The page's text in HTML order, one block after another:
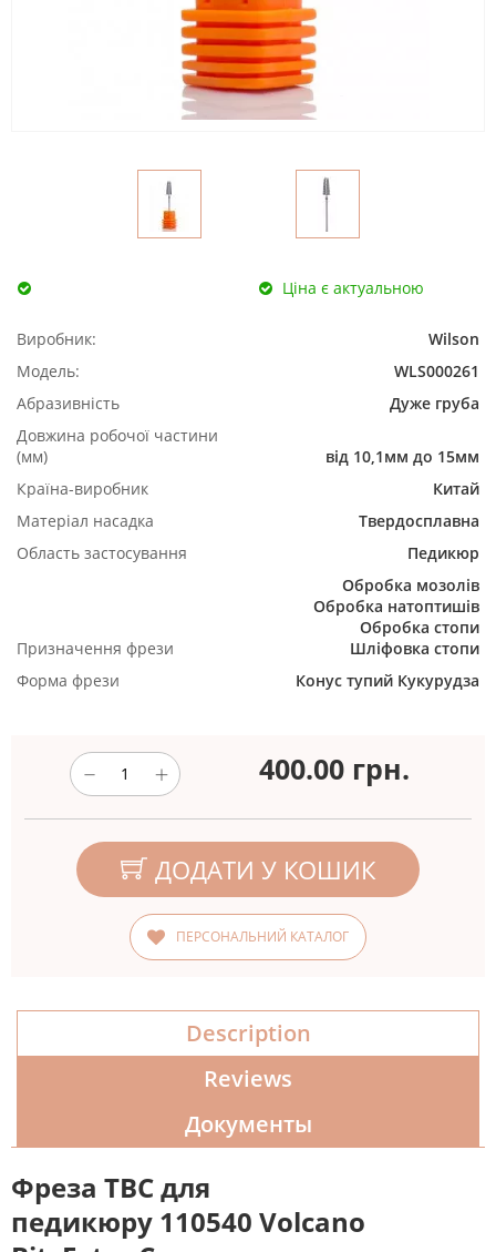
Ціна є актуальною
Виробник:
Wilson
Модель:
WLS000261
Абразивність
Дуже груба
Довжина робочої частини
(мм)
від 10,1мм до 15мм
Країна-виробник
Китай
Матеріал насадка
Твердосплавна
Область застосування
Педикюр
Призначення фрези
Обробка мозолів
Обробка натоптишів
Обробка стопи
Шліфовка стопи
Форма фрези
Конус тупий Кукурудза
400.00 грн.
ДОДАТИ У КОШИК
ПЕРСОНАЛЬНИЙ КАТАЛОГ
Description
Reviews
Документы
Фреза ТВС для
педикюру 110540 Volcano